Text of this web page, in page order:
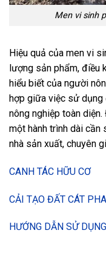
Men vi sinh
Hiệu quả của men vi
lượng sản phẩm, điều
hiểu biết của người
hợp giữa việc sử dụng
nông nghiệp toàn
một hành trình dài
nhà sản xuất, chuyên
CANH TÁC HỮU CƠ
CẢI TẠO ĐẤT CÁT PHA
HƯỚNG DẪN SỬ